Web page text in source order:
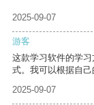
2025-09-07
游客
这款学习软件的学
式。我可以根据自己
2025-09-07